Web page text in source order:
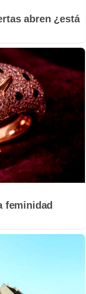
abren ¿está
feminidad